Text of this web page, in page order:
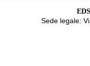
Sede legale: